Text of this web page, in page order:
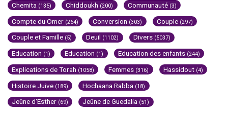
Chemita (135) Chiddoukh (200) Communauté (3)
Compte du Omer (264) Conversion (303) Couple (297)
Couple et Famille (5) Deuil (1102) Divers (5037)
Education (1) Education (1) Education des enfants (244)
Explications de Torah (1058) Femmes (316) Hassidout (4)
Histoire Juive (189) Hochaana Rabba (18)
Jeûne d'Esther (69) Jeûne de Guedalia (51)